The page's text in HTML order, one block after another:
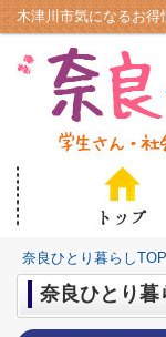
奈良ひとり暮らしTOP
奈良ひとり暮